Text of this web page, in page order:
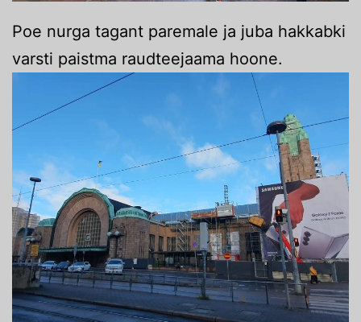
Poe nurga tagant paremale ja juba hakkabki
varsti paistma raudteejaama hoone.